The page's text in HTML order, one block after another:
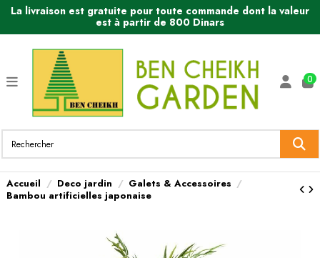
La livraison est gratuite pour toute commande dont la valeur
est à partir de 800 Dinars
0
Accueil Deco jardin
Galets & Accessoires
Bambou artificielles japonaise